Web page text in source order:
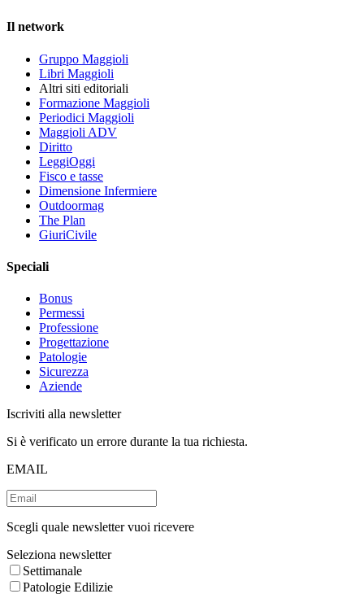
Il network
Gruppo Maggioli
Libri Maggioli
Altri siti editoriali
Formazione Maggioli
Periodici Maggioli
Maggioli ADV
Diritto
LeggiOggi
Fisco e tasse
Dimensione Infermiere
Outdoormag
The Plan
GiuriCivile
Speciali
Bonus
Permessi
Professione
Progettazione
Patologie
Sicurezza
Aziende
Iscriviti alla newsletter
Si è verificato un errore durante la tua richiesta.
EMAIL
Scegli quale newsletter vuoi ricevere
Seleziona newsletter
Settimanale
Patologie Edilizie